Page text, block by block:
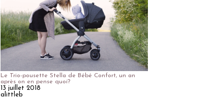
Le Trio-pousette Stella de Bébé Confort, un an
après on en pense quoi?
13 juillet 2018
alittleb